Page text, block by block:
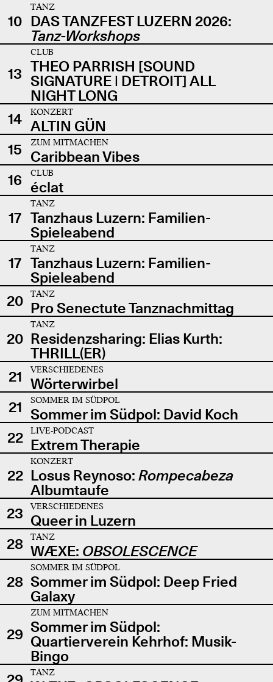
10
TANZ
DAS TANZFEST LUZERN 2026:
Tanz-Workshops
13
CLUB
THEO PARRISH [SOUND
SIGNATURE | DETROIT] ALL
NIGHT LONG
14
KONZERT
ALTIN GÜN
15
ZUM MITMACHEN
Caribbean Vibes
16
CLUB
éclat
17
TANZ
Tanzhaus Luzern: Familien-
Spieleabend
17
TANZ
Tanzhaus Luzern: Familien-
Spieleabend
20
TANZ
Pro Senectute Tanznachmittag
20
TANZ
Residenzsharing: Elias Kurth:
THRILL(ER)
21
VERSCHIEDENES
Wörterwirbel
21
SOMMER IM SÜDPOL
Sommer im Südpol: David Koch
22
LIVE-PODCAST
Extrem Therapie
22
KONZERT
Losus Reynoso: Rompecabeza
Albumtaufe
23
VERSCHIEDENES
Queer in Luzern
28
TANZ
WÆXE: OBSOLESCENCE
28
SOMMER IM SÜDPOL
Sommer im Südpol: Deep Fried
Galaxy
29
ZUM MITMACHEN
Sommer im Südpol:
Quartierverein Kehrhof: Musik-
Bingo
TANZ